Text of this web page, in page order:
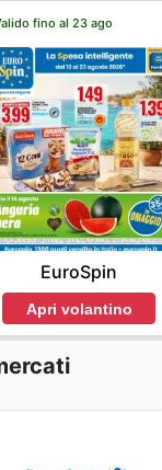
fino al 23 ago
EuroSpin
Apri volantino